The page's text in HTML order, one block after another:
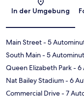
In der Umgebung
Main Street- 5
South Main- 5
Queen Elizabeth Park- 6
Nat Bailey Stadium- 6
Commercial Drive- 7